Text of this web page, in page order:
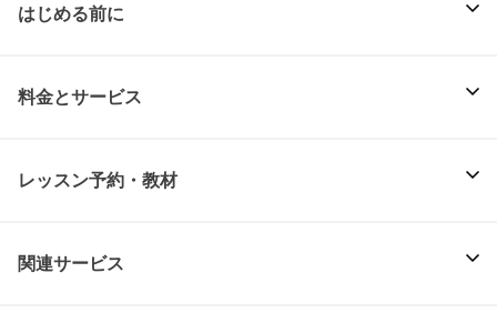
はじめる前に
料金とサービス
レッスン予約・教材
関連サービス